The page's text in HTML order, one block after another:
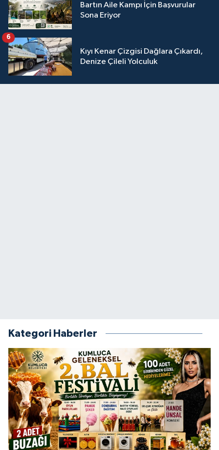
Bartın Aile Kampı İçin Başvurular
Sona Eriyor
Kıyı Kenar Çizgisi Dağlara Çıkardı,
Denize Çileli Yolculuk
6
Kategori Haberler